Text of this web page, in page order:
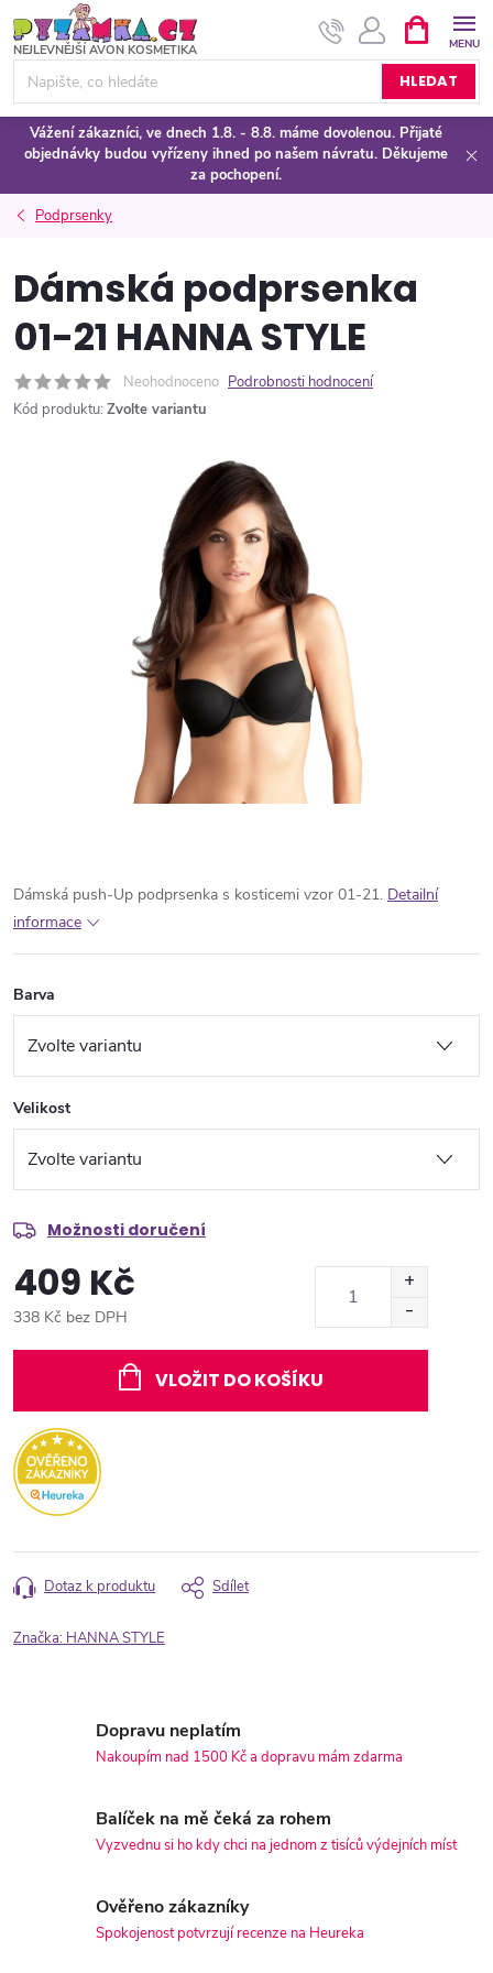
na
obsah
HLEDAT
NÁKUPNÍ
KOŠÍK
Vážení zákazníci, ve dnech 1.8. - 8.8. máme dovolenou. Přijaté
objednávky budou vyřízeny ihned po našem návratu. Děkujeme
za pochopení.
Podprsenky
Dámská podprsenka
01-21 HANNA STYLE
Neohodnoceno Podrobnosti hodnocení
Kód produktu: Zvolte variantu
Dámská push-Up podprsenka s kosticemi vzor 01-21. Detailní
informace
Barva
Velikost
Možnosti doručení
409 Kč
338 Kč bez DPH
VLOŽIT DO KOŠÍKU
Dotaz k produktu Sdílet
Značka: HANNA STYLE
Dopravu neplatím
Nakoupím nad 1500 Kč a dopravu mám zdarma
Balíček na mě čeká za rohem
Vyzvednu si ho kdy chci na jednom z tisíců výdejních míst
Ověřeno zákazníky
Spokojenost potvrzují recenze na Heureka